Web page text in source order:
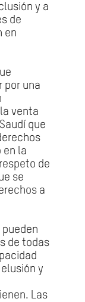
y a
de
en
por una
venta
que
en la
de
se
a
pueden
de todas
y
Las